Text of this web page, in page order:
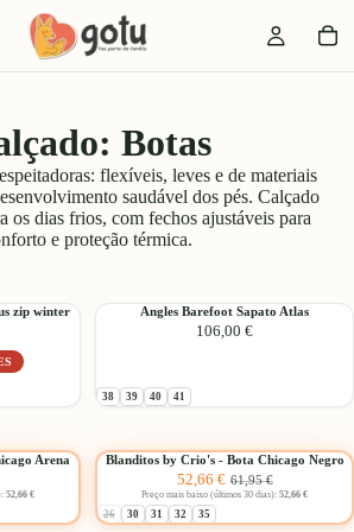
Botas
flexíveis, leves e de materiais
saudável dos pés. Calçado
os dias frios, com fechos ajustáveis para
e proteção térmica.
zip winter
AnglesAngles Barefoot Sapato Atlas
106,00 €
38 39 40 41
Arena
52,66 €
Blanditos
Crio's
-
Blanditos by Crio's - Bota Chicago Negro
Preço
Promocional
52,66 € Preço
normal
61,95 €
Preço mais baixo (últimos 30 dias): 52,66 €
Esgotado:
26 30 31 32 35